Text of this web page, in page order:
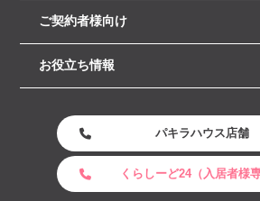
ご契約者様向け
お役立ち情報
パキラハウス店舗
くらしーど24（入居者様専